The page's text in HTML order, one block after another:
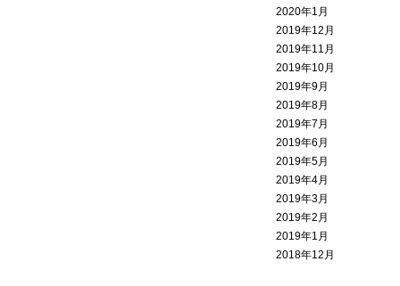
2020年1月
2019年12月
2019年11月
2019年10月
2019年9月
2019年8月
2019年7月
2019年6月
2019年5月
2019年4月
2019年3月
2019年2月
2019年1月
2018年12月